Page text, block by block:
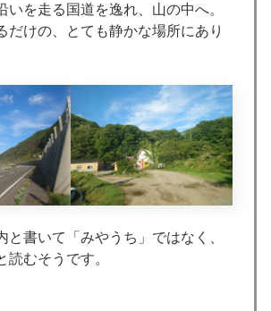
いを走る国道を逸れ、山の中へ。
だけの、とても静かな場所にあり
と書いて「みやうち」ではなく、
読むそうです。